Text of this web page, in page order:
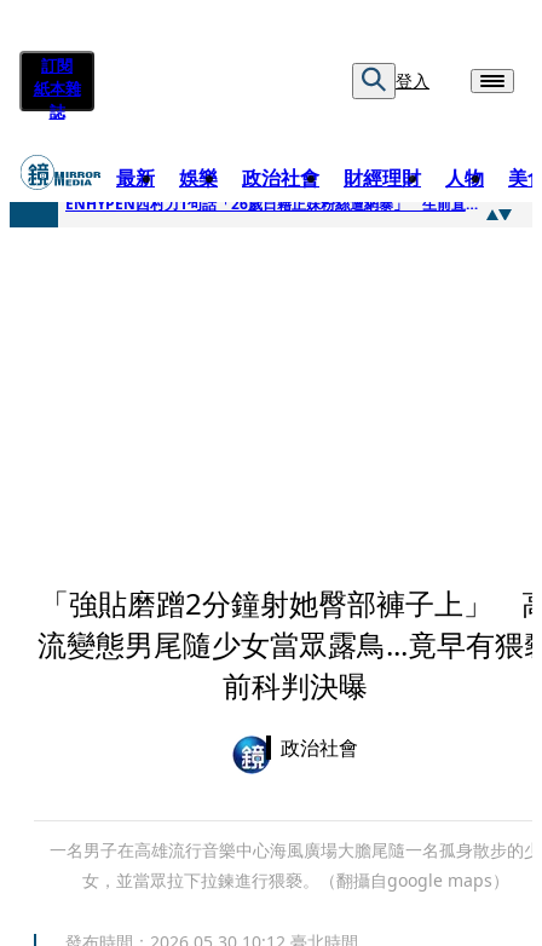
訂閱
紙本雜
誌
登入
最新 娛樂 政治社會 財經理財 人物 美
快訊
ENHYPEN西村力1句話「26歲日籍正妹粉絲遭網暴」 生前直播震撼畫面全網瘋傳！警方證實死訊
「強貼磨蹭2分鐘射她臀部褲子上」
流變態男尾隨少女當眾露鳥...竟早有猥
前科判決曝
政治社會
一名男子在高雄流行音樂中心海風廣場大膽尾隨一名孤身散步的少
女，並當眾拉下拉鍊進行猥褻。（翻攝自google maps）